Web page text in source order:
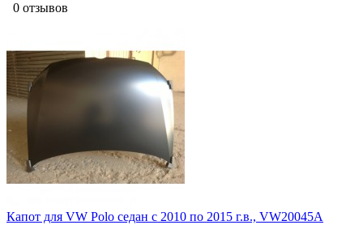
0 отзывов
Капот для VW Polo седан с 2010 по 2015 г.в., VW20045A